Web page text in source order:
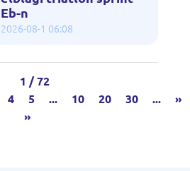
Eb-n
2026-08-1 06:08
1 / 72
4 5 ... 10 20 30 ...
»
»